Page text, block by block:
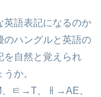
英語表記になるのか
のハングルと英語の
を自然と覚えられ
か。
ㅌ→T、ㅐ→AE、